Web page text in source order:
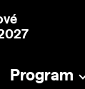
Program